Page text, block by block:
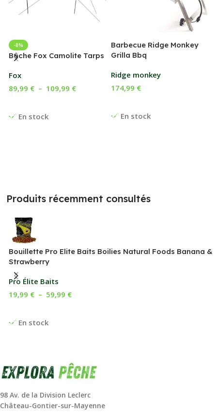
-8%
Bâche Fox Camolite Tarps
Fox
En stock
89,99 € – 109,99 €
Barbecue Ridge Monkey
Grilla Bbq
Ridge monkey
En stock
174,99 €
Produits récemment consultés
Bouillette Pro Elite Baits Boilies Natural Foods Banana &
Strawberry
Pro Élite Baits
En stock
19,99 € – 59,99 €
98 Av. de la Division Leclerc
Château-Gontier-sur-Mayenne